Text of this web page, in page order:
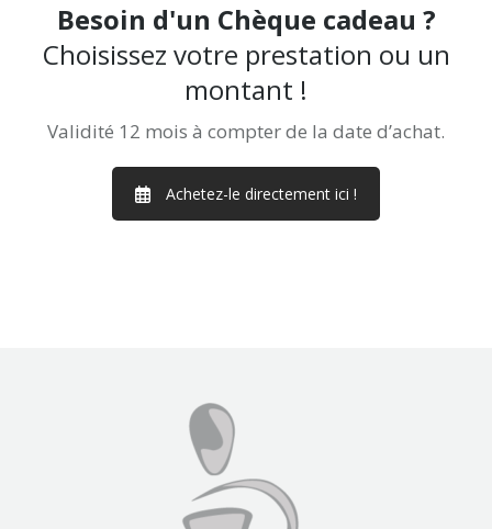
Besoin d'un Chèque cadeau ?
Choisissez votre prestation ou un
montant !
Validité 12 mois à compter de la date d’achat.
Achetez-le directement ici !